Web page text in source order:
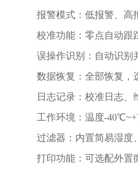
报警模式：低报警、高
校准功能：零点自动跟
误操作识别：自动识别
数据恢复：全部恢复，
日志记录：校准日志
工作环境：温度-
过滤器：内置简易湿度
打印功能：可选配外置